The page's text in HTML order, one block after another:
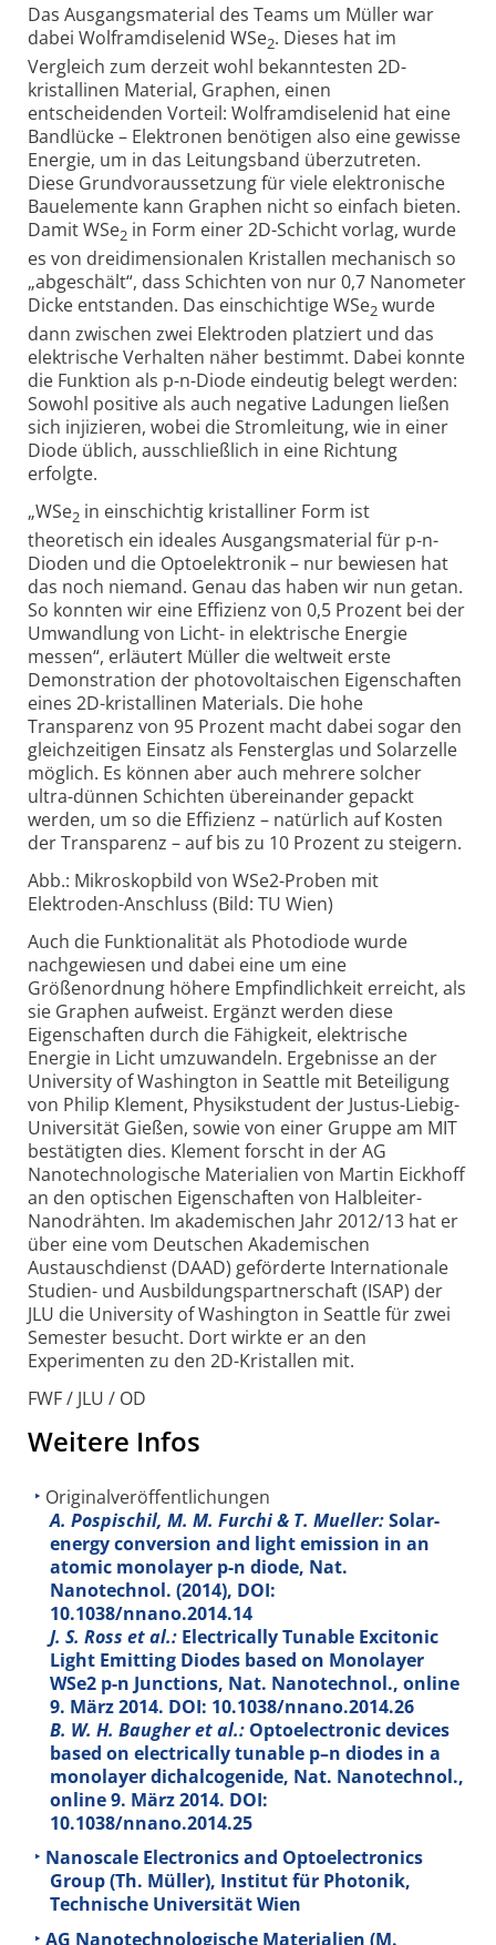
Das Ausgangsmaterial des Teams um Müller war
dabei Wolframdiselenid WSe2. Dieses hat im
Vergleich zum derzeit wohl bekanntesten 2D-
kristallinen Material, Graphen, einen
entscheidenden Vorteil: Wolframdiselenid hat eine
Bandlücke – Elektronen benötigen also eine gewisse
Energie, um in das Leitungsband überzutreten.
Diese Grundvoraussetzung für viele elektronische
Bauelemente kann Graphen nicht so einfach bieten.
Damit WSe2 in Form einer 2D-Schicht vorlag, wurde
es von dreidimensionalen Kristallen mechanisch so
„abgeschält“, dass Schichten von nur 0,7 Nanometer
Dicke entstanden. Das einschichtige WSe2 wurde
dann zwischen zwei Elektroden platziert und das
elektrische Verhalten näher bestimmt. Dabei konnte
die Funktion als p-n-Diode eindeutig belegt werden:
Sowohl positive als auch negative Ladungen ließen
sich injizieren, wobei die Stromleitung, wie in einer
Diode üblich, ausschließlich in eine Richtung
erfolgte.
„WSe2 in einschichtig kristalliner Form ist
theoretisch ein ideales Ausgangsmaterial für p-n-
Dioden und die Optoelektronik – nur bewiesen hat
das noch niemand. Genau das haben wir nun getan.
So konnten wir eine Effizienz von 0,5 Prozent bei der
Umwandlung von Licht- in elektrische Energie
messen“, erläutert Müller die weltweit erste
Demonstration der photovoltaischen Eigenschaften
eines 2D-kristallinen Materials. Die hohe
Transparenz von 95 Prozent macht dabei sogar den
gleichzeitigen Einsatz als Fensterglas und Solarzelle
möglich. Es können aber auch mehrere solcher
ultra-dünnen Schichten übereinander gepackt
werden, um so die Effizienz – natürlich auf Kosten
der Transparenz – auf bis zu 10 Prozent zu steigern.
Abb.: Mikroskopbild von WSe2-Proben mit
Elektroden-Anschluss (Bild: TU Wien)
Auch die Funktionalität als Photodiode wurde
nachgewiesen und dabei eine um eine
Größenordnung höhere Empfindlichkeit erreicht, als
sie Graphen aufweist. Ergänzt werden diese
Eigenschaften durch die Fähigkeit, elektrische
Energie in Licht umzuwandeln. Ergebnisse an der
University of Washington in Seattle mit Beteiligung
von Philip Klement, Physikstudent der Justus-Liebig-
Universität Gießen, sowie von einer Gruppe am MIT
bestätigten dies. Klement forscht in der AG
Nanotechnologische Materialien von Martin Eickhoff
an den optischen Eigenschaften von Halbleiter-
Nanodrähten. Im akademischen Jahr 2012/13 hat er
über eine vom Deutschen Akademischen
Austauschdienst (DAAD) geförderte Internationale
Studien- und Ausbildungspartnerschaft (ISAP) der
JLU die University of Washington in Seattle für zwei
Semester besucht. Dort wirkte er an den
Experimenten zu den 2D-Kristallen mit.
FWF / JLU / OD
Weitere Infos
Originalveröffentlichungen
A. Pospischil, M. M. Furchi & T. Mueller:Solar-
energy conversion and light emission in an
atomic monolayer p-n diode, Nat.
Nanotechnol. (2014), DOI:
10.1038/nnano.2014.14
J. S. Ross et al.: Electrically Tunable Excitonic
Light Emitting Diodes based on Monolayer
WSe2 p-n Junctions, Nat. Nanotechnol., online
9. März 2014. DOI: 10.1038/nnano.2014.26
B. W. H. Baugher et al.: Optoelectronic devices
based on electrically tunable p–n diodes in a
monolayer dichalcogenide, Nat. Nanotechnol.,
online 9. März 2014. DOI:
10.1038/nnano.2014.25
Nanoscale Electronics and Optoelectronics
Group (Th. Müller), Institut für Photonik,
Technische Universität Wien
AG Nanotechnologische Materialien (M.